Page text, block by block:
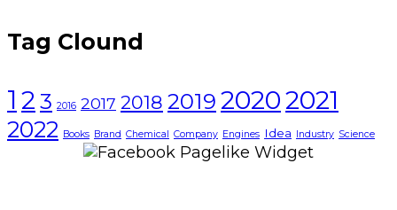
Tag Clound
1 2 3 2016 2017 2018 2019 20202021
2022 Books Brand Chemical Company Engines Idea Industry Science